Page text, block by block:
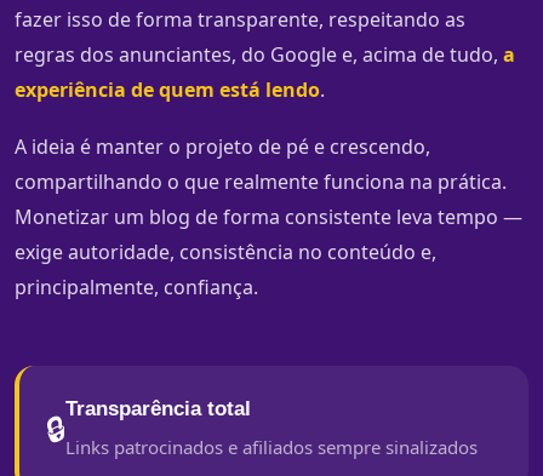
fazer isso de forma transparente, respeitando as
regras dos anunciantes, do Google e, acima de tudo, a
experiência de quem está lendo.
A ideia é manter o projeto de pé e crescendo,
compartilhando o que realmente funciona na prática.
Monetizar um blog de forma consistente leva tempo —
exige autoridade, consistência no conteúdo e,
principalmente, confiança.
🔒Transparência total
Links patrocinados e afiliados sempre sinalizados